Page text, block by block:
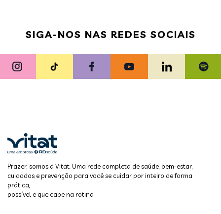
SIGA-NOS NAS REDES SOCIAIS
Prazer, somos a Vitat. Uma rede completa de saúde, bem-estar,
cuidados e prevenção para você se cuidar por inteiro de forma
prática,
possível e que cabe na rotina.